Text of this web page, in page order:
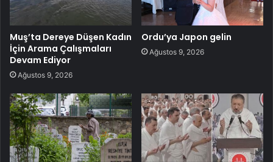
Muş’ta Dereye Düşen Kadın
İçin Arama Çalışmaları
Devam Ediyor
Ağustos 9, 2026
Ordu’ya Japon gelin
Ağustos 9, 2026